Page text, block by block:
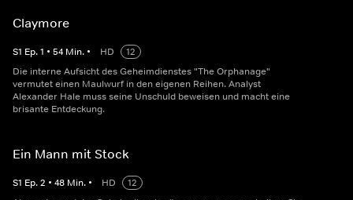
Claymore
S1 Ep.1 • 54 Min. • HD
12
Die interne Aufsicht des Geheimdienstes "The Orphanage"
vermutet einen Maulwurf in den eigenen Reihen. Analyst
Alexander Hale muss seine Unschuld beweisen und macht eine
brisante Entdeckung.
Ein Mann mit Stock
S1 Ep.2 • 48 Min. • HD
12